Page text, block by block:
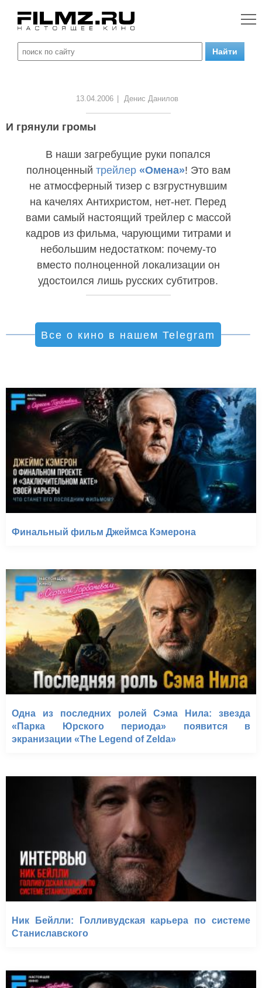
13.04.2006 Денис Данилов
И грянули громы
В наши загребущие руки попался
полноценный трейлер «Омена»! Это вам
не атмосферный тизер с взгрустнувшим
на качелях Антихристом, нет-нет. Перед
вами самый настоящий трейлер с массой
кадров из фильма, чарующими титрами и
небольшим недостатком: почему-то
вместо полноценной локализации он
удостоился лишь русских субтитров.
Все о кино в нашем Telegram
Финальный фильм Джеймса Кэмерона
Одна из последних ролей Сэма Нила: звезда
«Парка Юрского периода» появится в
экранизации «The Legend of Zelda»
Ник Бейлли: Голливудская карьера по системе
Станиславского